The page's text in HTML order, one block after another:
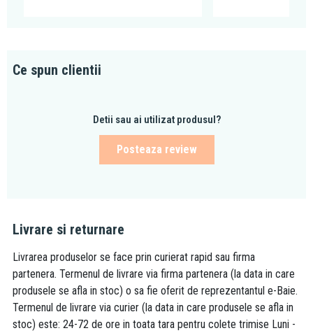
Ce spun clientii
Detii sau ai utilizat produsul?
Posteaza review
Livrare si returnare
Livrarea produselor se face prin curierat rapid sau firma
partenera. Termenul de livrare via firma partenera (la data in care
produsele se afla in stoc) o sa fie oferit de reprezentantul e-Baie.
Termenul de livrare via curier (la data in care produsele se afla in
stoc) este: 24-72 de ore in toata tara pentru colete trimise Luni -